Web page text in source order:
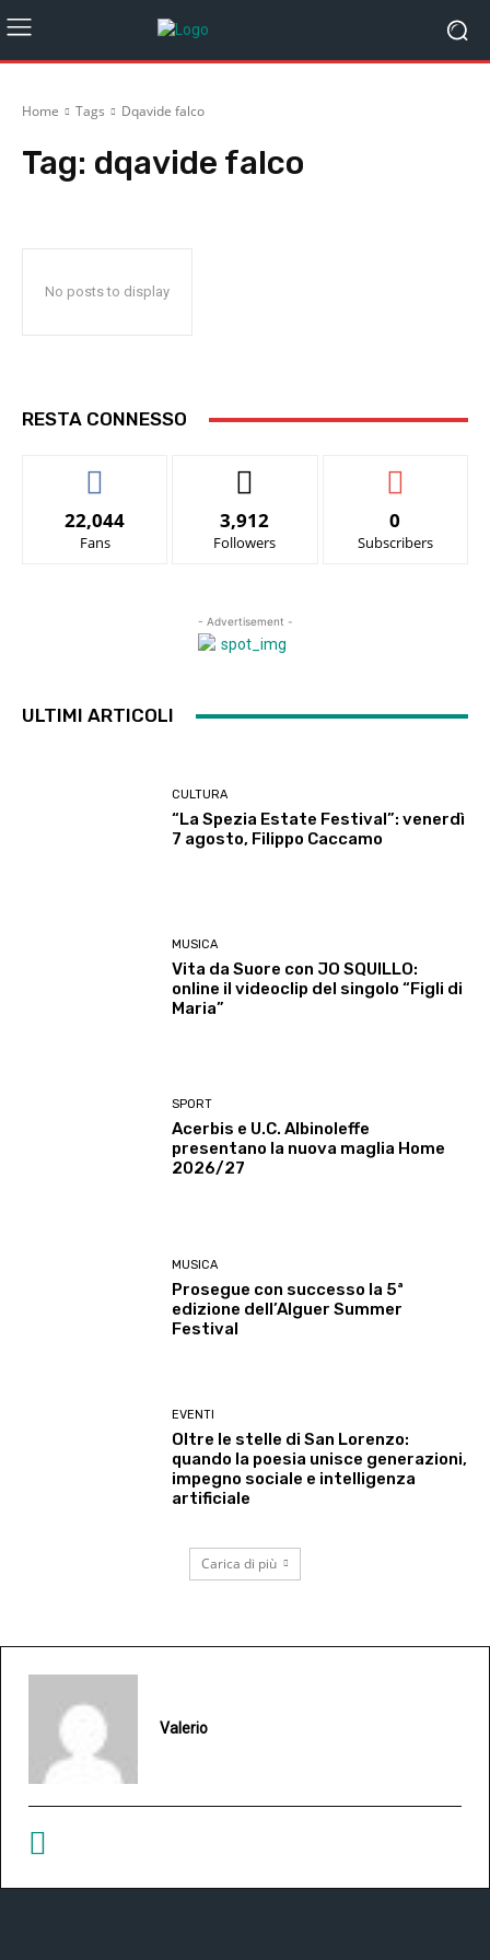
Home Tags Dqavide falco
Tag: dqavide falco
No posts to display
RESTA CONNESSO
22,044
Fans
3,912
Followers
0
Subscribers
- Advertisement -
ULTIMI ARTICOLI
CULTURA
“La Spezia Estate Festival”: venerdì
7 agosto, Filippo Caccamo
MUSICA
Vita da Suore con JO SQUILLO:
online il videoclip del singolo “Figli di
Maria”
SPORT
Acerbis e U.C. Albinoleffe
presentano la nuova maglia Home
2026/27
MUSICA
Prosegue con successo la 5ª
edizione dell’Alguer Summer
Festival
EVENTI
Oltre le stelle di San Lorenzo:
quando la poesia unisce generazioni,
impegno sociale e intelligenza
artificiale
Carica di più
Valerio